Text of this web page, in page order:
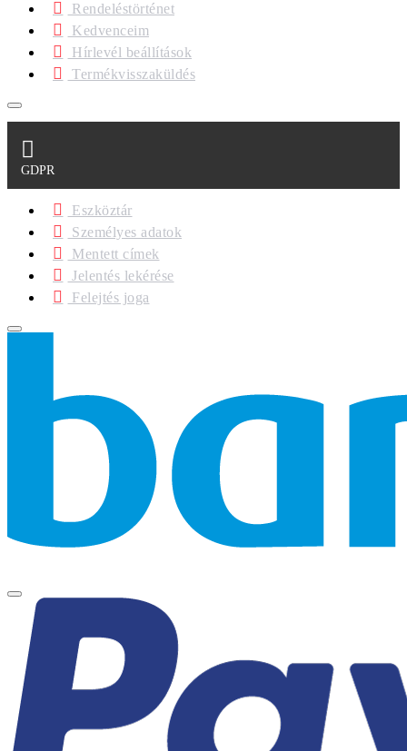
Rendeléstörténet
Kedvenceim
Hírlevél beállítások
Termékvisszaküldés
GDPR
Eszköztár
Személyes adatok
Mentett címek
Jelentés lekérése
Felejtés joga